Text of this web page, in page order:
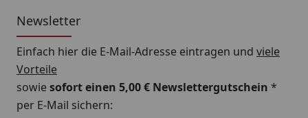
Newsletter
Einfach hier die E-Mail-Adresse eintragen und viele
Vorteile
sowiesofort einen 5,00 € Newslettergutschein *
per E-Mail sichern: